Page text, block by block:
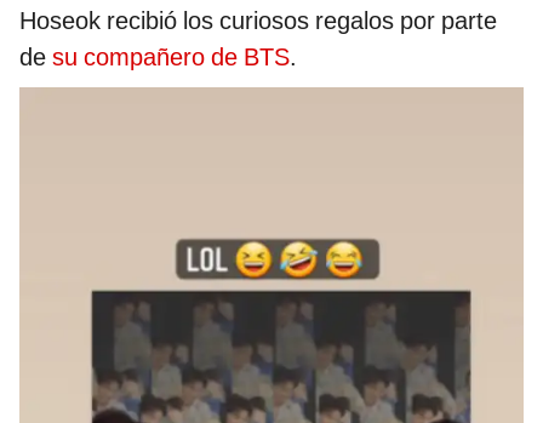
Hoseok recibió los curiosos regalos por parte
de su compañero de BTS.